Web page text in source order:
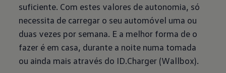
suficiente. Com estes valores de autonomia, só
necessita de carregar o seu automóvel uma ou
duas vezes por semana. E a melhor forma de o
fazer é em casa, durante a noite numa tomada
ou ainda mais através do ID.Charger (Wallbox).